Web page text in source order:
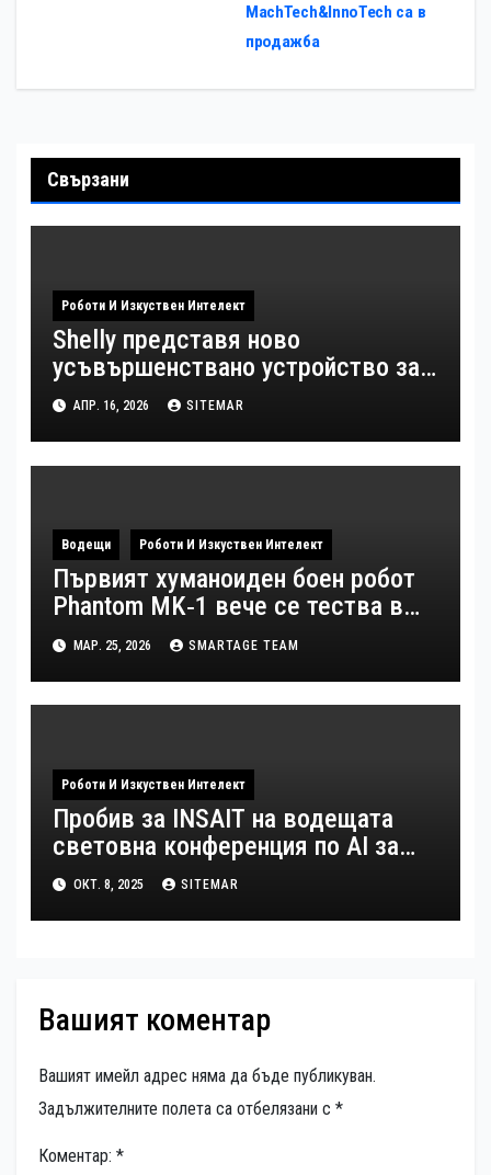
MachTech&InnoTech са в
продажба
Свързани
Роботи И Изкуствен Интелект
Shelly представя ново
усъвършенствано устройство за
интелигентно засичане на
присъствие
АПР. 16, 2026 SITEMAR
Водещи Роботи И Изкуствен Интелект
Първият хуманоиден боен робот
Phantom MK‑1 вече се тества в
Украйна
МАР. 25, 2026 SMARTAGE TEAM
Роботи И Изкуствен Интелект
Пробив за INSAIT на водещата
световна конференция по AI за
роботика
ОКТ. 8, 2025 SITEMAR
Вашият коментар
Вашият имейл адрес няма да бъде публикуван.
Задължителните полета са отбелязани с *
Коментар: *